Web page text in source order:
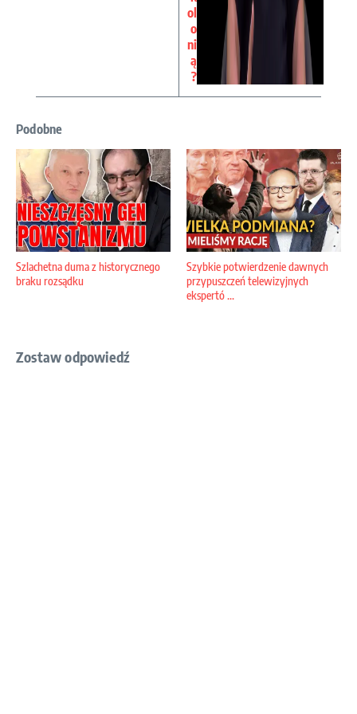
ol
o
ni
ą
?
Podobne
Szlachetna duma z historycznego
braku rozsądku
Szybkie potwierdzenie dawnych
przypuszczeń telewizyjnych
ekspertó ...
Zostaw odpowiedź